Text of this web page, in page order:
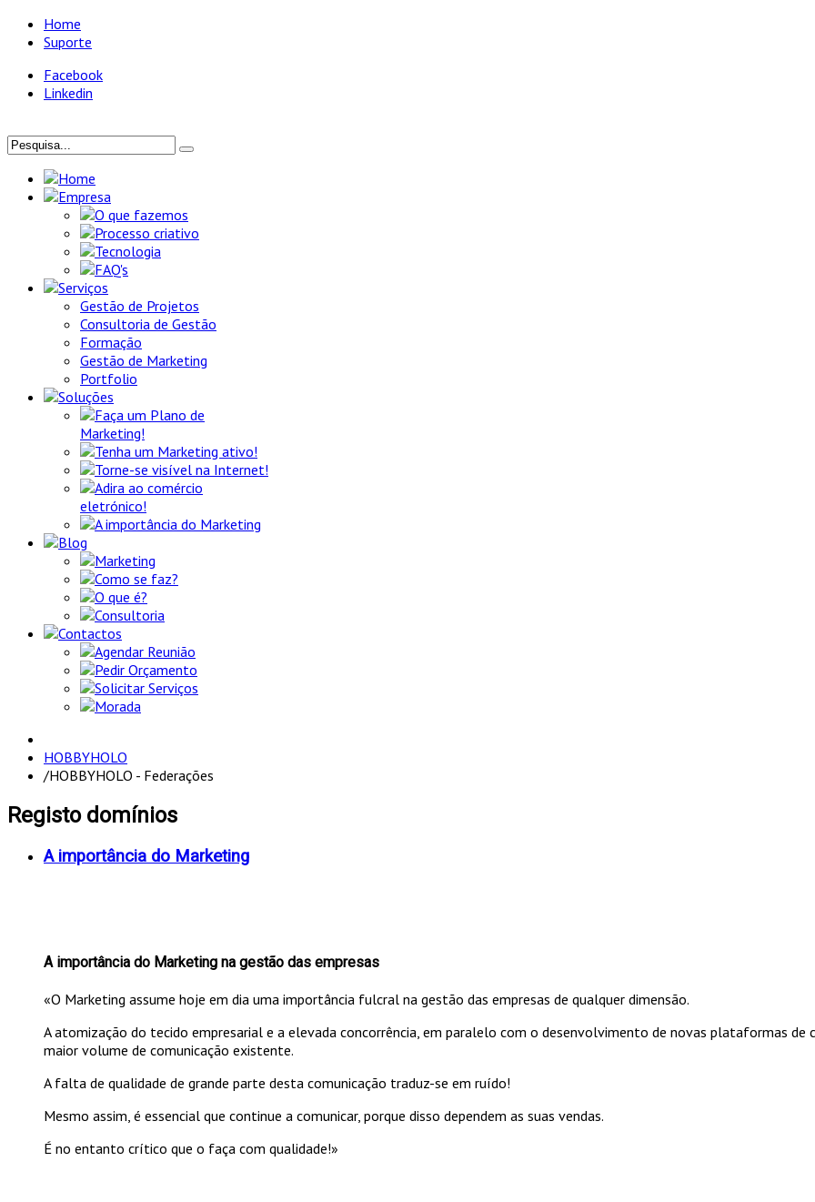
Home
Suporte
Facebook
Linkedin
Home
Empresa
O que fazemos
Processo criativo
Tecnologia
FAQ's
Serviços
Gestão de Projetos
Consultoria de Gestão
Formação
Gestão de Marketing
Portfolio
Soluções
Faça um Plano de
Marketing!
Tenha um Marketing ativo!
Torne-se visível na Internet!
Adira ao comércio
eletrónico!
A importância do Marketing
Blog
Marketing
Como se faz?
O que é?
Consultoria
Contactos
Agendar Reunião
Pedir Orçamento
Solicitar Serviços
Morada
HOBBYHOLO
/HOBBYHOLO - Federações
Registo domínios
A importância do Marketing
A importância do Marketing na gestão das empresas
«O Marketing assume hoje em dia uma importância fulcral na gestão das empresas de qualquer dimensão.
A atomização do tecido empresarial e a elevada concorrência, em paralelo com o desenvolvimento de novas plataformas de
maior volume de comunicação existente.
A falta de qualidade de grande parte desta comunicação traduz-se em ruído!
Mesmo assim, é essencial que continue a comunicar, porque disso dependem as suas vendas.
É no entanto crítico que o faça com qualidade!»